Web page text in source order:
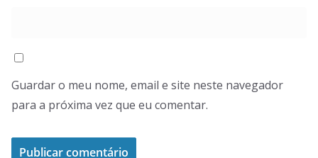
Guardar o meu nome, email e site neste navegador
para a próxima vez que eu comentar.